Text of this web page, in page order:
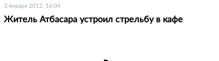
3 января 2012, 16:04
Житель Атбасара устроил стрельбу в кафе